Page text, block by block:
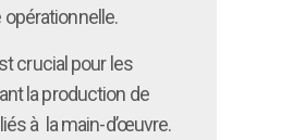
crucial pour les
la production de
à la main-d’œuvre.